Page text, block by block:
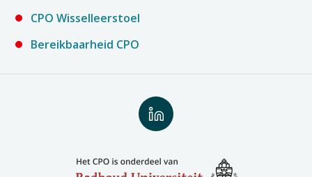
CPO Wisselleerstoel
Bereikbaarheid CPO
Volg
ons
LinkedIn